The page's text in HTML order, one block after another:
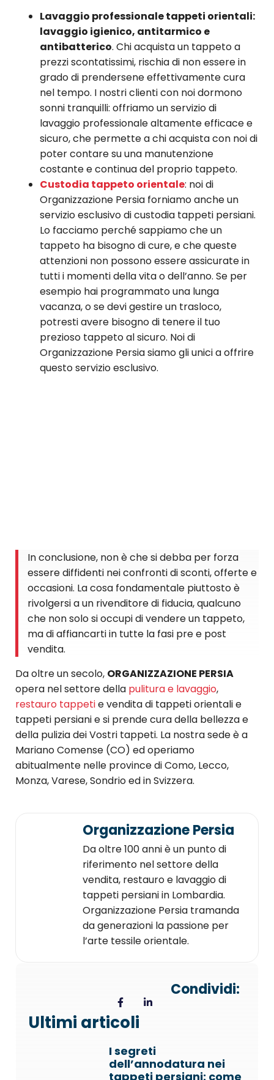
Lavaggio professionale tappeti orientali:
lavaggio igienico, antitarmico e
antibatterico. Chi acquista un tappeto a
prezzi scontatissimi, rischia di non essere in
grado di prendersene effettivamente cura
nel tempo. I nostri clienti con noi dormono
sonni tranquilli: offriamo un servizio di
lavaggio professionale altamente efficace e
sicuro, che permette a chi acquista con noi di
poter contare su una manutenzione
costante e continua del proprio tappeto.
Custodia tappeto orientale: noi di
Organizzazione Persia forniamo anche un
servizio esclusivo di custodia tappeti persiani.
Lo facciamo perché sappiamo che un
tappeto ha bisogno di cure, e che queste
attenzioni non possono essere assicurate in
tutti i momenti della vita o dell’anno. Se per
esempio hai programmato una lunga
vacanza, o se devi gestire un trasloco,
potresti avere bisogno di tenere il tuo
prezioso tappeto al sicuro. Noi di
Organizzazione Persia siamo gli unici a offrire
questo servizio esclusivo.
In conclusione, non è che si debba per forza
essere diffidenti nei confronti di sconti, offerte e
occasioni. La cosa fondamentale piuttosto è
rivolgersi a un rivenditore di fiducia, qualcuno
che non solo si occupi di vendere un tappeto,
ma di affiancarti in tutte la fasi pre e post
vendita.
Da oltre un secolo, ORGANIZZAZIONE PERSIA
opera nel settore della pulitura e lavaggio,
restauro tappetie vendita di tappeti orientali e
tappeti persiani e si prende cura della bellezza e
della pulizia dei Vostri tappeti. La nostra sede è a
Mariano Comense (CO) ed operiamo
abitualmente nelle province di Como, Lecco,
Monza, Varese, Sondrio ed in Svizzera.
Organizzazione Persia
Da oltre 100 anni è un punto di
riferimento nel settore della
vendita, restauro e lavaggio di
tappeti persiani in Lombardia.
Organizzazione Persia tramanda
da generazioni la passione per
l’arte tessile orientale.
Condividi:
Ultimi articoli
I segreti
dell’annodatura nei
tappeti persiani: come